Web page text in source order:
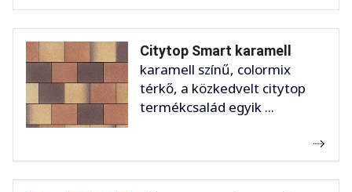
Citytop Smart karamell
karamell színű, colormix
térkő, a közkedvelt citytop
termékcsalád egyik ...